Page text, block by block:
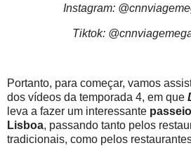
Instagram:
Tiktok:
Portanto, para começar, vamos
dos vídeos da temporada 4, em que
leva a fazer um interessante
Lisboa, passando tanto pelos
tradicionais, como pelos